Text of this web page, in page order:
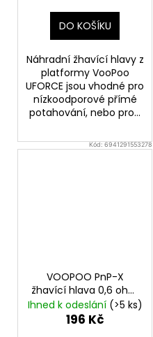
DO KOŠÍKU
Náhradní žhavící hlavy z
platformy VooPoo
UFORCE jsou vhodné pro
nízkoodporové přímé
potahování, nebo pro...
Kód:6941291553278
VOOPOO PnP-X
žhavící hlava 0,6 ohm
5ks
Ihned k odeslání (>5 ks)
196 Kč